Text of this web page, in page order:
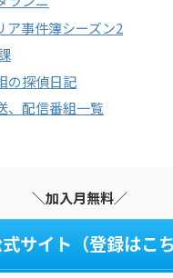
ア事件簿シーズン2
の探偵日記
、配信番組一覧
＼加入月無料／
サイト（登録はこち